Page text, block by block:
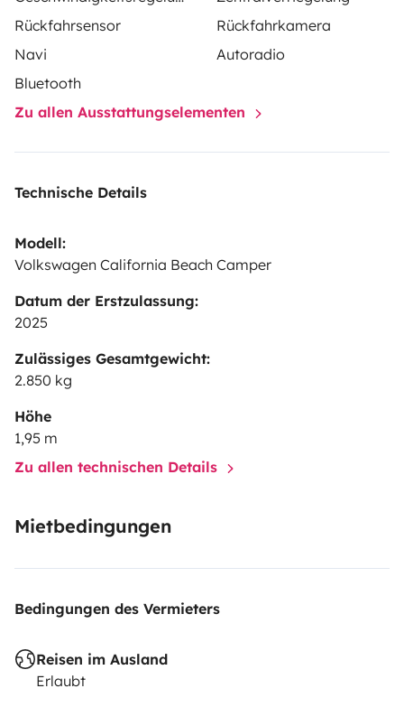
additionnelles possibles : literie, kit de camping,
etc.Prêt à prendre la route ? Réservez dès maintenant
votre VW California Beach T7 et partez à l'aventure !
Rückfahrsensor
Rückfahrkamera
Navi
Autoradio
Bluetooth
Zu allen Ausstattungselementen
Technische Details
Modell:
Volkswagen California Beach Camper
Datum der Erstzulassung:
2025
Zulässiges Gesamtgewicht:
2.850 kg
Höhe
1,95 m
Zu allen technischen Details
Mietbedingungen
Bedingungen des Vermieters
Reisen im Ausland
Erlaubt